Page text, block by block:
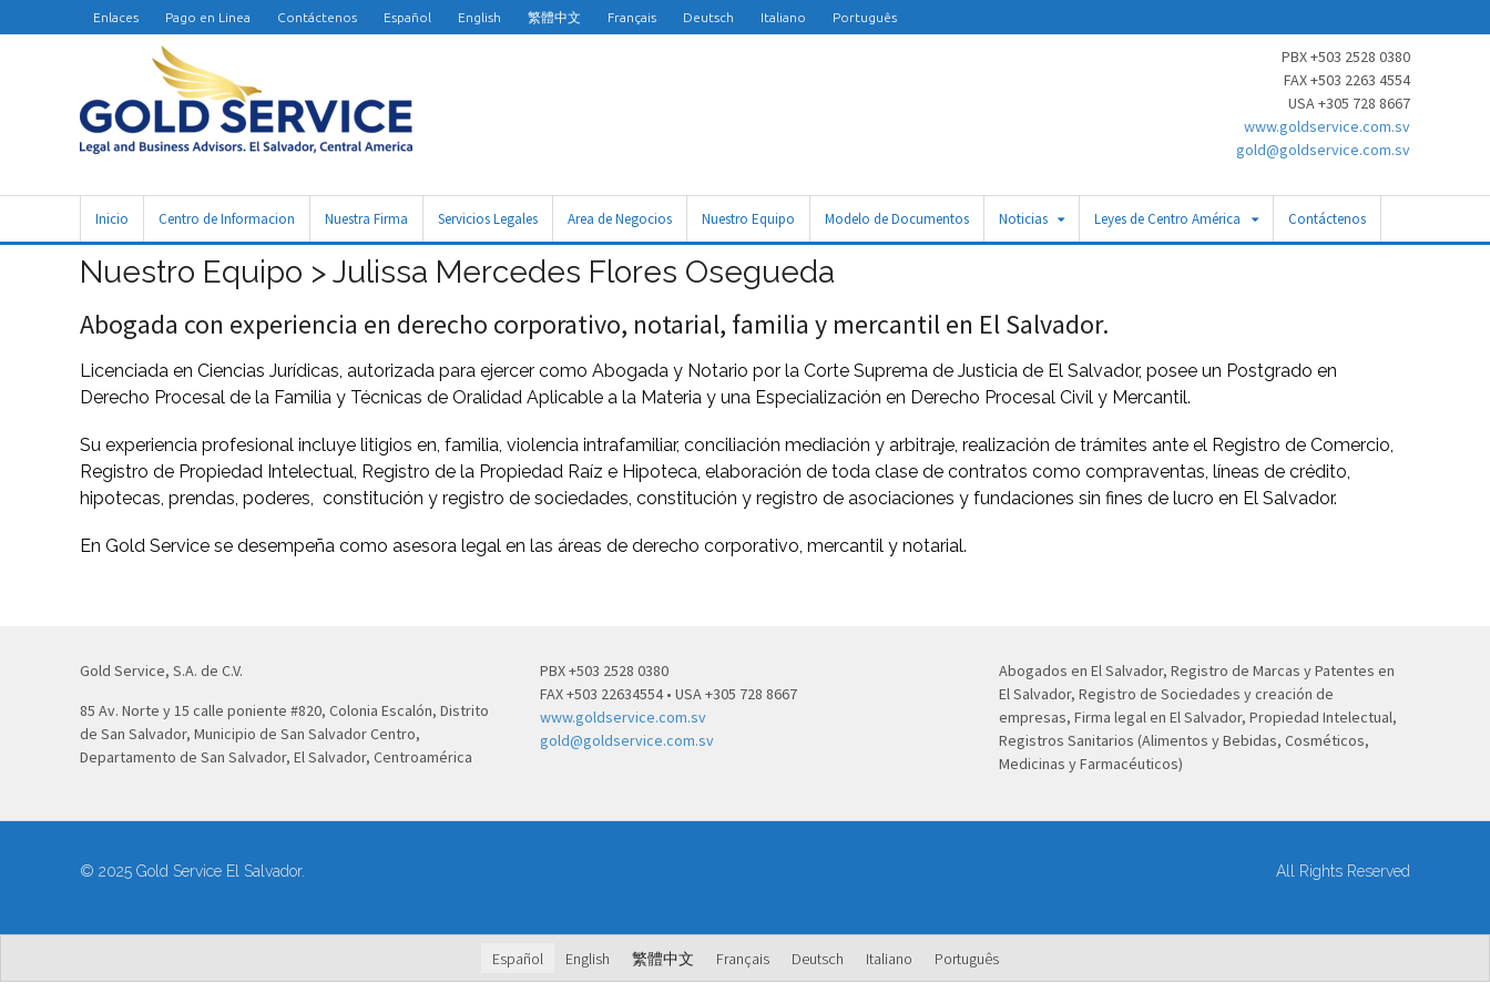
Enlaces Pago en Linea Contáctenos Español English 繁體中文 Français Deutsch Italiano Português
PBX +503 2528 0380
FAX +503 2263 4554
USA +305 728 8667
www.goldservice.com.sv
gold@goldservice.com.sv
Inicio Centro de Informacion Nuestra Firma Servicios Legales Area de Negocios Nuestro Equipo Modelo de Documentos Noticias Leyes de Centro América Contáctenos
Nuestro Equipo > Julissa Mercedes Flores Osegueda
Abogada con experiencia en derecho corporativo, notarial, familia y mercantil en El Salvador.
Licenciada en Ciencias Jurídicas, autorizada para ejercer como Abogada y Notario por la Corte Suprema de Justicia de El Salvador, posee un Postgrado en
Derecho Procesal de la Familia y Técnicas de Oralidad Aplicable a la Materia y una Especialización en Derecho Procesal Civil y Mercantil.
Su experiencia profesional incluye litigios en, familia, violencia intrafamiliar, conciliación mediación y arbitraje, realización de trámites ante el Registro de Comercio,
Registro de Propiedad Intelectual, Registro de la Propiedad Raíz e Hipoteca, elaboración de toda clase de contratos como compraventas, líneas de crédito,
hipotecas, prendas, poderes, constitución y registro de sociedades, constitución y registro de asociaciones y fundaciones sin fines de lucro en El Salvador.
En Gold Service se desempeña como asesora legal en las áreas de derecho corporativo, mercantil y notarial.
Gold Service, S.A. de C.V.
85 Av. Norte y 15 calle poniente #820, Colonia Escalón, Distrito
de San Salvador, Municipio de San Salvador Centro,
Departamento de San Salvador, El Salvador, Centroamérica
PBX +503 2528 0380
FAX +503 22634554 • USA +305 728 8667
www.goldservice.com.sv
gold@goldservice.com.sv
Abogados en El Salvador, Registro de Marcas y Patentes en
El Salvador, Registro de Sociedades y creación de
empresas, Firma legal en El Salvador, Propiedad Intelectual,
Registros Sanitarios (Alimentos y Bebidas, Cosméticos,
Medicinas y Farmacéuticos)
© 2025 Gold Service El Salvador. All Rights Reserved
Español English 繁體中文 Français Deutsch Italiano Português